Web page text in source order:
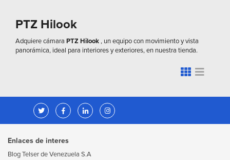
PTZ Hilook
Adquiere cámara PTZ Hilook, un equipo con movimiento y vista
panorámica, ideal para interiores y exteriores, en nuestra tienda.
Enlaces de interes
Blog Telser de Venezuela S.A